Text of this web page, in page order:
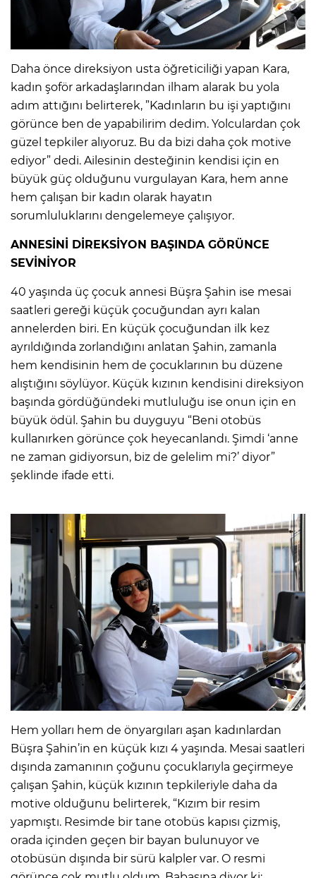
Daha önce direksiyon usta öğreticiliği yapan Kara,
kadın şoför arkadaşlarından ilham alarak bu yola
adım attığını belirterek, ”Kadınların bu işi yaptığını
görünce ben de yapabilirim dedim. Yolculardan çok
güzel tepkiler alıyoruz. Bu da bizi daha çok motive
ediyor” dedi. Ailesinin desteğinin kendisi için en
büyük güç olduğunu vurgulayan Kara, hem anne
hem çalışan bir kadın olarak hayatın
sorumluluklarını dengelemeye çalışıyor.
ANNESİNİ DİREKSİYON BAŞINDA GÖRÜNCE
SEVİNİYOR
40 yaşında üç çocuk annesi Büşra Şahin ise mesai
saatleri gereği küçük çocuğundan ayrı kalan
annelerden biri. En küçük çocuğundan ilk kez
ayrıldığında zorlandığını anlatan Şahin, zamanla
hem kendisinin hem de çocuklarının bu düzene
alıştığını söylüyor. Küçük kızının kendisini direksiyon
başında gördüğündeki mutluluğu ise onun için en
büyük ödül. Şahin bu duyguyu “Beni otobüs
kullanırken görünce çok heyecanlandı. Şimdi ‘anne
ne zaman gidiyorsun, biz de gelelim mi?’ diyor”
şeklinde ifade etti.
Hem yolları hem de önyargıları aşan kadınlardan
Büşra Şahin’in en küçük kızı 4 yaşında. Mesai saatleri
dışında zamanının çoğunu çocuklarıyla geçirmeye
çalışan Şahin, küçük kızının tepkileriyle daha da
motive olduğunu belirterek, “Kızım bir resim
yapmıştı. Resimde bir tane otobüs kapısı çizmiş,
orada içinden geçen bir bayan bulunuyor ve
otobüsün dışında bir sürü kalpler var. O resmi